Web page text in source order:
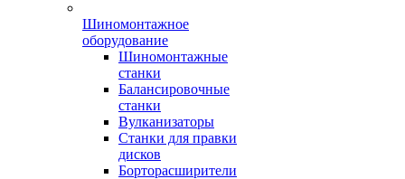
Шиномонтажное
оборудование
Шиномонтажные
станки
Балансировочные
станки
Вулканизаторы
Станки для правки
дисков
Борторасширители